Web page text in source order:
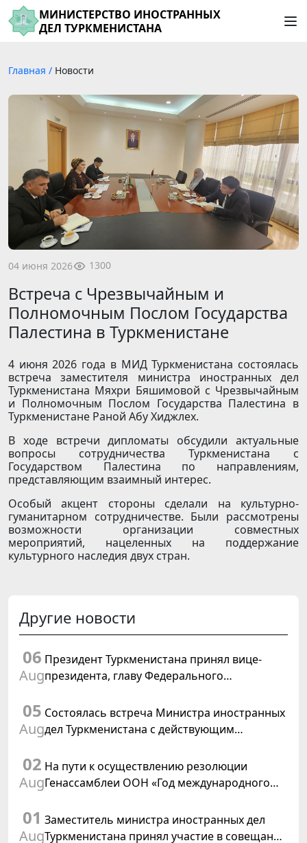
МИНИСТЕРСТВО ИНОСТРАННЫХ
ДЕЛ ТУРКМЕНИСТАНА
Главная / Новости
04 июня 2026 1300
Встреча с Чрезвычайным и
Полномочным Послом Государства
Палестина в Туркменистане
4 июня 2026 года в МИД Туркменистана состоялась
встреча заместителя министра иностранных дел
Туркменистана Мяхри Бяшимовой с Чрезвычайным
и Полномочным Послом Государства Палестина в
Туркменистане Раной Абу Хиджлех.
В ходе встречи дипломаты обсудили актуальные
вопросы сотрудничества Туркменистана с
Государством Палестина по направлениям,
представляющим взаимный интерес.
Особый акцент стороны сделали на культурно-
гуманитарном сотрудничестве. Были рассмотрены
возможности организации совместных
мероприятий, нацеленных на поддержание
культурного наследия двух стран.
Другие новости
06
Aug
Президент Туркменистана принял вице-
президента, главу Федерального
Швейцарской Конфедерации
05
Aug
Состоялась встреча Министра иностранных
дел Туркменистана с действующим
02
Aug
На пути к осуществлению резолюции
Генассамблеи ООН «Год международного
Туркменистаном
01
Aug
Заместитель министра иностранных дел
Туркменистана принял участие в совещании